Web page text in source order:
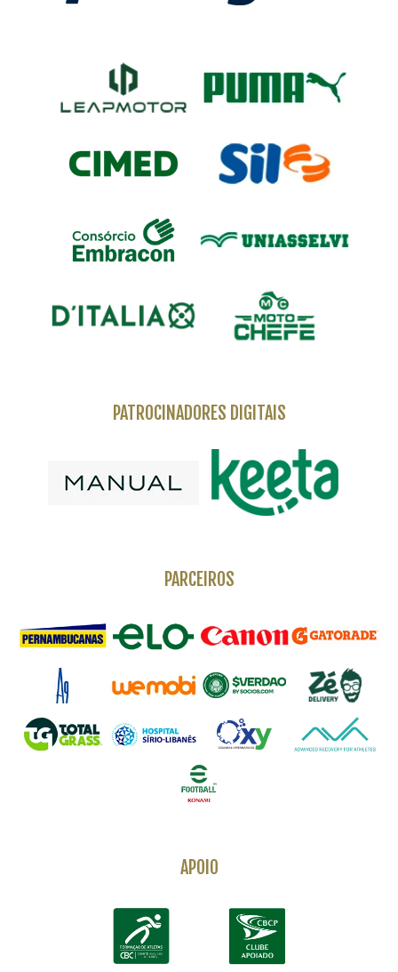
PATROCINADORES DIGITAIS
PARCEIROS
APOIO